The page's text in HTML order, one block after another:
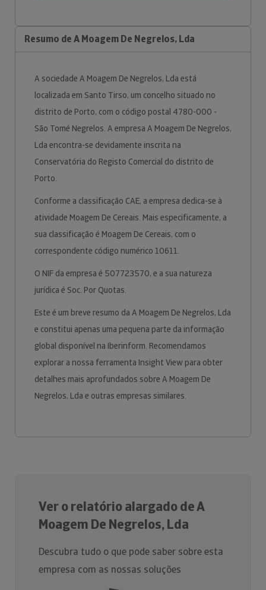
Resumo de A Moagem De Negrelos, Lda
A sociedade A Moagem De Negrelos, Lda está
localizada em Santo Tirso, um concelho situado no
distrito de Porto, com o código postal 4780-000 -
São Tomé Negrelos. A empresa A Moagem De Negrelos,
Lda encontra-se devidamente inscrita na
Conservatória do Registo Comercial do distrito de
Porto.
Conforme a classificação CAE, a empresa dedica-se à
atividade Moagem De Cereais. Mais especificamente, a
sua classificação é Moagem De Cereais, com o
correspondente código numérico 10611.
O NIF da empresa é 507723570, e a sua natureza
jurídica é Soc. Por Quotas.
Este é um breve resumo da A Moagem De Negrelos, Lda
e constitui apenas uma pequena parte da informação
global disponível na Iberinform. Recomendamos
explorar a nossa ferramenta Insight View para obter
detalhes mais aprofundados sobre A Moagem De
Negrelos, Lda e outras empresas similares.
Ver o relatório alargado de A
Moagem De Negrelos, Lda
Descubra tudo o que pode saber sobre esta
empresa com as nossas soluções